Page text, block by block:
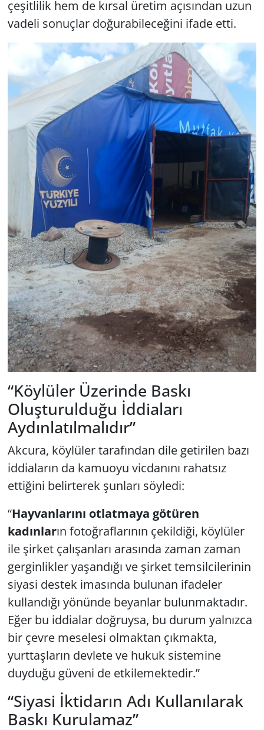
çeşitlilik hem de kırsal üretim açısından uzun
vadeli sonuçlar doğurabileceğini ifade etti.
“Köylüler Üzerinde Baskı
Oluşturulduğu İddiaları
Aydınlatılmalıdır”
Akcura, köylüler tarafından dile getirilen bazı
iddiaların da kamuoyu vicdanını rahatsız
ettiğini belirterek şunları söyledi:
“Hayvanlarını otlatmaya götüren
kadınların fotoğraflarının çekildiği, köylüler
ile şirket çalışanları arasında zaman zaman
gerginlikler yaşandığı ve şirket temsilcilerinin
siyasi destek imasında bulunan ifadeler
kullandığı yönünde beyanlar bulunmaktadır.
Eğer bu iddialar doğruysa, bu durum yalnızca
bir çevre meselesi olmaktan çıkmakta,
yurttaşların devlete ve hukuk sistemine
duyduğu güveni de etkilemektedir.”
“Siyasi İktidarın Adı Kullanılarak
Baskı Kurulamaz”